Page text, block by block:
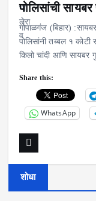
पोलिसांची
गोपाळगंज (बिहार)
पोलिसांनी तब्बल १
किलो चांदी आणि सायबर
Share this:
WhatsApp
शोधा